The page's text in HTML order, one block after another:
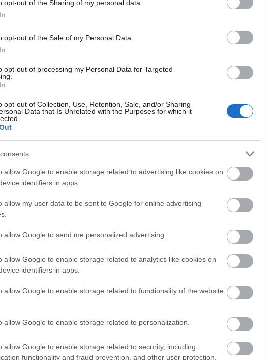
opt-out of the Sharing of my personal data.
opt-out of the Sale of my Personal Data.
opt-out of processing my Personal Data for Targeted
opt-out of Collection, Use, Retention, Sale, and/or Sharing
Data that Is Unrelated with the Purposes for which it
allow Google to enable storage related to advertising like cookies on
identifiers in apps.
allow my user data to be sent to Google for online advertising
allow Google to send me personalized advertising.
allow Google to enable storage related to analytics like cookies on
identifiers in apps.
allow Google to enable storage related to functionality of the website
allow Google to enable storage related to personalization.
allow Google to enable storage related to security, including
functionality and fraud prevention, and other user protection.
före två tidigare OS-guldmedaljörer i
etappen av Lapponia Ski Week. På onsdagen blev
och på fredagen vann hon den avslutande etappen
tog Kaisa Mäkäräinen sex individuella VM-medaljer
och vann totala världscupen tre gånger –
Prenumerera